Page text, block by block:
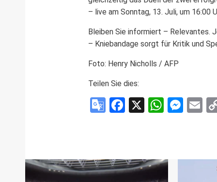
– live am Sonntag, 13. Juli, um 16:00
Bleiben Sie informiert – Relevantes.
– Kniebandage sorgt für Kritik und
Foto: Henry Nicholls / AFP
Teilen Sie dies:
Google
Facebook
X